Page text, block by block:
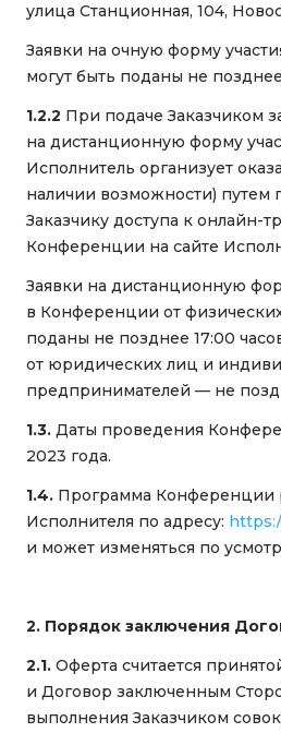
улица Станционная, 104,
Заявки на очную форму
могут быть поданы не
1.2.2 При подаче Заказчиком
на дистанционную форму
Исполнитель организует
наличии возможности) путем
Заказчику доступа к онлайн-
Конференции на сайте
Заявки на дистанционную
в Конференции от
поданы не позднее 17:00
от юридических лиц и
предпринимателей — не
1.3. Даты проведения
2023 года.
1.4. Программа Конференции
Исполнителя по адресу:
и может изменяться по
2. Порядок заключения
2.1. Оферта считается
и Договор заключенным
выполнения Заказчиком